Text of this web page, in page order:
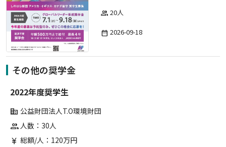
group 20人
date_range 2026-09-18
その他の奨学金
2022年度奨学生
corporate_fare 公益財団法人T.O環境財団
group人数：30人
currency_yen 総額/人：120万円